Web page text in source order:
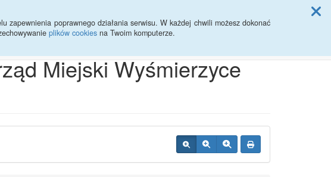
zapewnienia poprawnego działania serwisu. W każdej chwili możesz dokonać
plików cookies na Twoim komputerze.
Przycisk wyszukaj duży
Miejski Wyśmierzyce